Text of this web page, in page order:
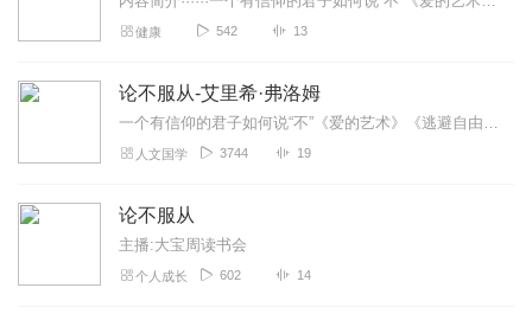
健康 542 13
论不服从-艾里希·弗洛姆
一个有信仰的君子如何说“不”《爱的艺术》《逃避自由》作者、“精神分析社会学”奠基人之一弗洛姆经典作品人类究竟是否有未来，文明究竟是否会终结，端赖我们是否秉持怀疑...
人文国学 3744 19
论不服从
主播:大宝周读书会
个人成长 602 14